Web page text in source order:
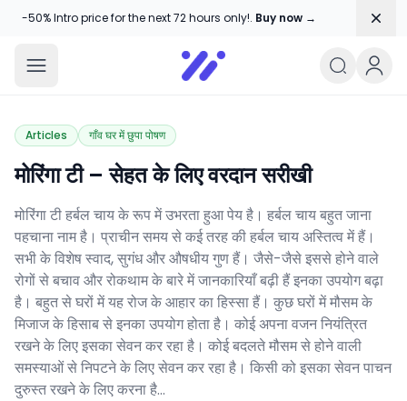
-50% Intro price for the next 72 hours only!. Buy now →
Amika Chitranshi
My WordPress Blog
Articles गाँव घर में छुपा पोषण
मोरिंगा टी – सेहत के लिए वरदान सरीखी
मोरिंगा टी हर्बल चाय के रूप में उभरता हुआ पेय है। हर्बल चाय बहुत जाना
पहचाना नाम है। प्राचीन समय से कई तरह की हर्बल चाय अस्तित्व में हैं।
सभी के विशेष स्वाद, सुगंध और औषधीय गुण हैं। जैसे-जैसे इससे होने वाले
रोगों से बचाव और रोकथाम के बारे में जानकारियाँ बढ़ी हैं इनका उपयोग बढ़ा
है। बहुत से घरों में यह रोज के आहार का हिस्सा हैं। कुछ घरों में मौसम के
मिजाज के हिसाब से इनका उपयोग होता है। कोई अपना वजन नियंत्रित
रखने के लिए इसका सेवन कर रहा है। कोई बदलते मौसम से होने वाली
समस्याओं से निपटने के लिए सेवन कर रहा है। किसी को इसका सेवन पाचन
दुरुस्त रखने के लिए करना है…